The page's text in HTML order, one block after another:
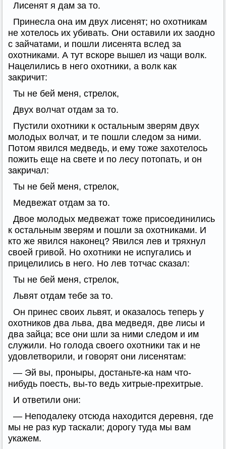
Лисенят я дам за то.
Принесла она им двух лисенят; но охотникам
не хотелось их убивать. Они оставили их заодно
с зайчатами, и пошли лисенята вслед за
охотниками. А тут вскоре вышел из чащи волк.
Нацелились в него охотники, а волк как
закричит:
Ты не бей меня, стрелок,
Двух волчат отдам за то.
Пустили охотники к остальным зверям двух
молодых волчат, и те пошли следом за ними.
Потом явился медведь, и ему тоже захотелось
пожить еще на свете и по лесу потопать, и он
закричал:
Ты не бей меня, стрелок,
Медвежат отдам за то.
Двое молодых медвежат тоже присоединились
к остальным зверям и пошли за охотниками. И
кто же явился наконец? Явился лев и тряхнул
своей гривой. Но охотники не испугались и
прицелились в него. Но лев тотчас сказал:
Ты не бей меня, стрелок,
Львят отдам тебе за то.
Он принес своих львят, и оказалось теперь у
охотников два льва, два медведя, две лисы и
два зайца; все они шли за ними следом и им
служили. Но голода своего охотники так и не
удовлетворили, и говорят они лисенятам:
— Эй вы, проныры, достаньте-ка нам что-
нибудь поесть, вы-то ведь хитрые-прехитрые.
И ответили они:
— Неподалеку отсюда находится деревня, где
мы не раз кур таскали; дорогу туда мы вам
укажем.